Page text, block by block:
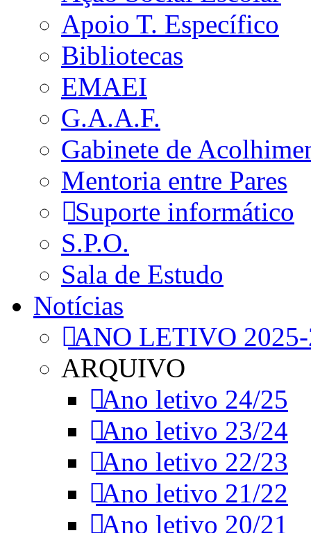
Apoio T. Específico
Bibliotecas
EMAEI
G.A.A.F.
Gabinete de
Mentoria entre Pares
Suporte informático
S.P.O.
Sala de Estudo
Notícias
ANO LETIVO
ARQUIVO
Ano letivo 24/25
Ano letivo 23/24
Ano letivo 22/23
Ano letivo 21/22
Ano letivo 20/21